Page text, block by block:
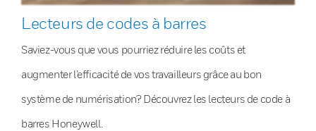
Lecteurs de codes à barres
Saviez-vous que vous pourriez réduire les coûts et
augmenter l’efficacité de vos travailleurs grâce au bon
système de numérisation? Découvrez les lecteurs de code à
barres Honeywell.